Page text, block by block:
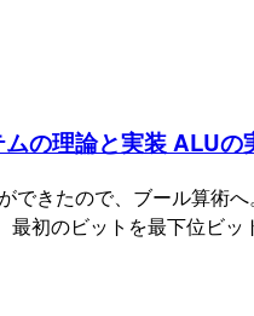
の理論と実装 ALUの
できたので、ブール算術
最初のビットを最下位ビ